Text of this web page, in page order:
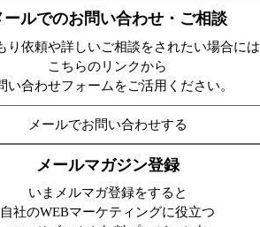
ールでのお問い合わせ・ご相談
り依頼や詳しいご相談をされたい場合には
こちらのリンクから
い合わせフォームをご活用ください。
メールでお問い合わせする
メールマガジン登録
いまメルマガ登録をすると
自社のWEBマーケティングに役立つ